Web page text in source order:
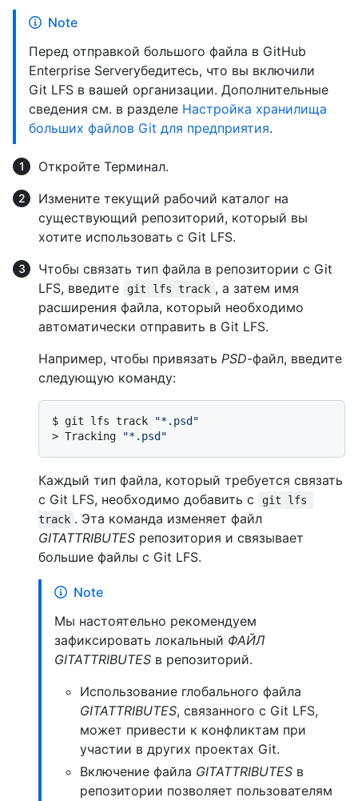
Note
Перед отправкой большого файла в GitHub
Enterprise Serverубедитесь, что вы включили
Git LFS в вашей организации. Дополнительные
сведения см. в разделе Настройка хранилища
больших файлов Git для предприятия.
Откройте Терминал.
Измените текущий рабочий каталог на
существующий репозиторий, который вы
хотите использовать с Git LFS.
Чтобы связать тип файла в репозитории с Git
LFS, введите
git lfs track , а затем имя
расширения файла, который необходимо
автоматически отправить в Git LFS.
Например, чтобы привязать PSD-файл, введите
следующую команду:
$ git lfs track
"*.psd"
> Tracking "*.psd"
Каждый тип файла, который требуется связать
с Git LFS, необходимо добавить с
git lfs
track . Эта команда изменяет файл
GITATTRIBUTES репозитория и связывает
большие файлы с Git LFS.
Note
Мы настоятельно рекомендуем
зафиксировать локальный ФАЙЛ
GITATTRIBUTES в репозиторий.
Использование глобального файла
GITATTRIBUTES, связанного с Git LFS,
может привести к конфликтам при
участии в других проектах Git.
Включение файла GITATTRIBUTES в
репозитории позволяет пользователям